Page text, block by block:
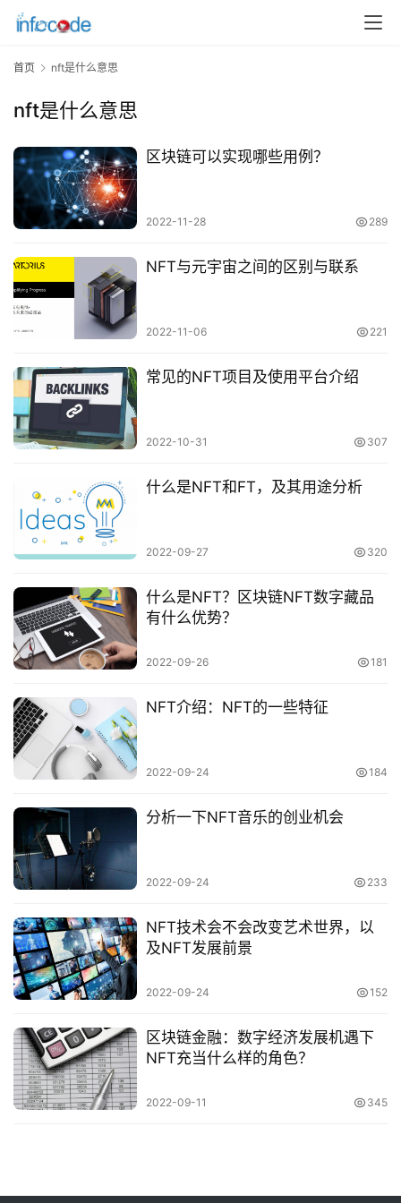
于
案
服
H
5
开
发
微
信
开
发
程
序
开
网
站
开
s
e
化
数
字
营
销
A
P
开
发
首页 nft是什么意思
nft是什么意思
区块链可以实现哪些用例？
2022-11-28 289
NFT与元宇宙之间的区别与联系
2022-11-06 221
常见的NFT项目及使用平台介绍
2022-10-31 307
什么是NFT和FT，及其用途分析
2022-09-27 320
什么是NFT？区块链NFT数字藏品
有什么优势？
2022-09-26 181
NFT介绍：NFT的一些特征
2022-09-24 184
分析一下NFT音乐的创业机会
2022-09-24 233
NFT技术会不会改变艺术世界，以
及NFT发展前景
2022-09-24 152
区块链金融：数字经济发展机遇下
NFT充当什么样的角色？
2022-09-11 345